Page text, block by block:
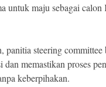
untuk maju sebagai
panitia steering committee
dan memastikan proses
keberpihakan.